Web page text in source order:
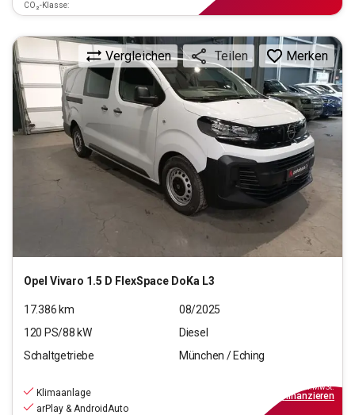
CO₂-Klasse:
Opel Vivaro 1.5 D FlexSpace DoKa L3
Vergleichen Teilen Merken
17.386 km
08/2025
120 PS/88 kW
Diesel
Schaltgetriebe
München / Eching
Klimaanlage
arPlay & AndroidAuto
inkl.MwSt.
finanzieren